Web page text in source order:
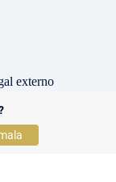
externo
por